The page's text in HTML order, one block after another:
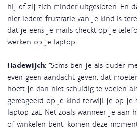
hij of zij zich minder uitgesloten. En
niet iedere frustratie van je kind is
dat je eens je mails checkt op je
werken op je laptop.
Hadewijch: “Soms ben je als ouder
even geen aandacht geven, dat
hoeft je dan niet schuldig te voelen
gereageerd op je kind terwijl je op je
laptop zat. Net zoals wanneer je aan
of winkelen bent, komen deze